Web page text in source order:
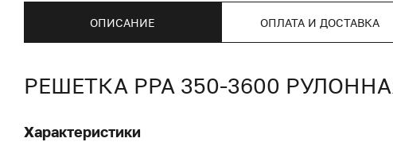
ОПИСАНИЕ ОПЛАТА И ДОСТАВКА
РЕШЕТКА PPA 350-3600
Характеристики